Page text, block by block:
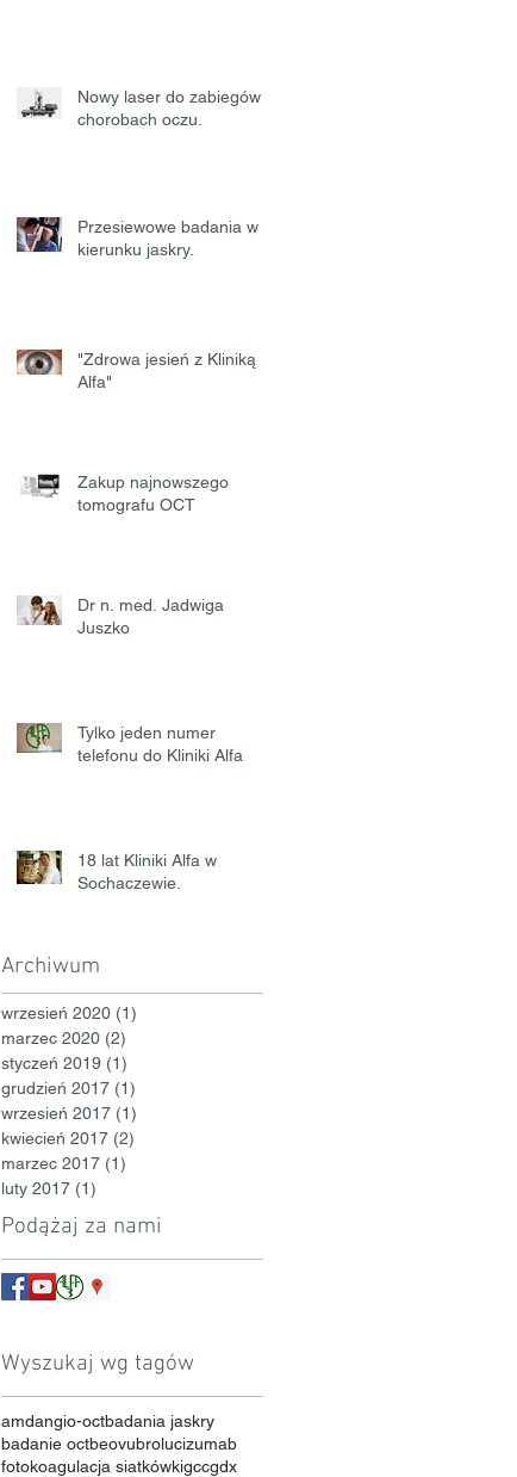
Nowy laser do zabiegów w
chorobach oczu.
Przesiewowe badania w
kierunku jaskry.
"Zdrowa jesień z Kliniką
Alfa"
Zakup najnowszego
tomografu OCT
Dr n. med. Jadwiga
Juszko
Tylko jeden numer
telefonu do Kliniki Alfa
18 lat Kliniki Alfa w
Sochaczewie.
Archiwum
wrzesień 2020 (1)
marzec 2020 (2)
styczeń 2019 (1)
grudzień 2017 (1)
wrzesień 2017 (1)
kwiecień 2017 (2)
marzec 2017 (1)
luty 2017 (1)
Podążaj za nami
Wyszukaj wg tagów
amdangio-octbadania jaskry
badanie octbeovubrolucizumab
fotokoagulacja siatkówkigccgdx